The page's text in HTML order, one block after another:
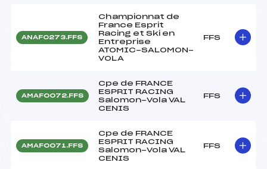
ANAF0273.FFS
Championnat de
France Esprit
Racing et Ski en
Entreprise
ATOMIC-SALOMON-
VOLA
FFS
AMAF0072.FFS
Cpe de FRANCE
ESPRIT RACING
Salomon-Vola VAL
CENIS
FFS
AMAF0071.FFS
Cpe de FRANCE
ESPRIT RACING
Salomon-Vola VAL
CENIS
FFS